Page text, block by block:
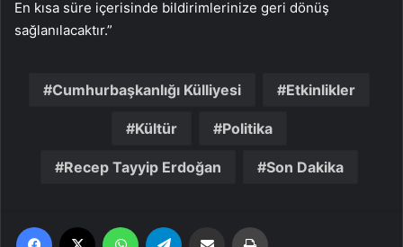
En kısa süre içerisinde bildirimlerinize geri dönüş
sağlanılacaktır.”
Cumhurbaşkanlığı Külliyesi Etkinlikler
Kültür Politika
Recep Tayyip Erdoğan Son Dakika
Facebook WhatsApp Email'den paylaş